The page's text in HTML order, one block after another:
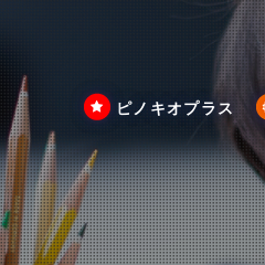
ピノキオプラス